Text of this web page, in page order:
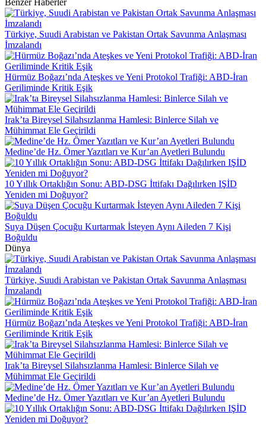
Benzer Haberler
Türkiye, Suudi Arabistan ve Pakistan Ortak Savunma Anlaşması
İmzalandı
Hürmüz Boğazı’nda Ateşkes ve Yeni Protokol Trafiği: ABD-İran
Geriliminde Kritik Eşik
Irak’ta Bireysel Silahsızlanma Hamlesi: Binlerce Silah ve
Mühimmat Ele Geçirildi
Medine’de Hz. Ömer Yazıtları ve Kur’an Ayetleri Bulundu
10 Yıllık Ortaklığın Sonu: ABD-DSG İttifakı Dağılırken IŞİD
Yeniden mi Doğuyor?
Suya Düşen Çocuğu Kurtarmak İsteyen Aynı Aileden 7 Kişi
Boğuldu
Dünya
Türkiye, Suudi Arabistan ve Pakistan Ortak Savunma Anlaşması
İmzalandı
Hürmüz Boğazı’nda Ateşkes ve Yeni Protokol Trafiği: ABD-İran
Geriliminde Kritik Eşik
Irak’ta Bireysel Silahsızlanma Hamlesi: Binlerce Silah ve
Mühimmat Ele Geçirildi
Medine’de Hz. Ömer Yazıtları ve Kur’an Ayetleri Bulundu